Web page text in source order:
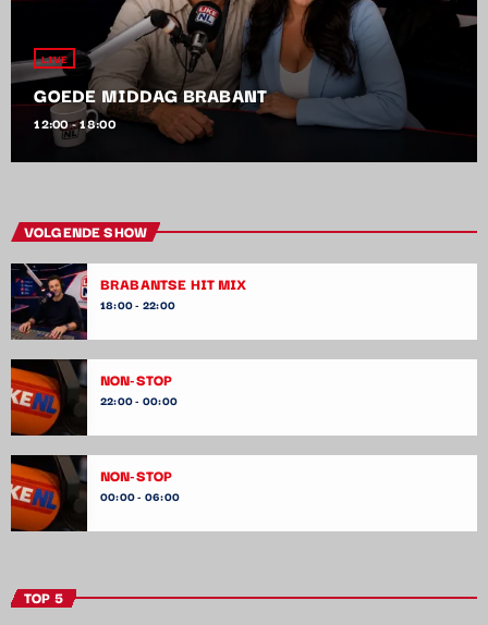
LIVE
GOEDE MIDDAG BRABANT
12:00 - 18:00
VOLGENDE SHOW
BRABANTSE HIT MIX
18:00 - 22:00
NON-STOP
22:00 - 00:00
NON-STOP
00:00 - 06:00
TOP 5